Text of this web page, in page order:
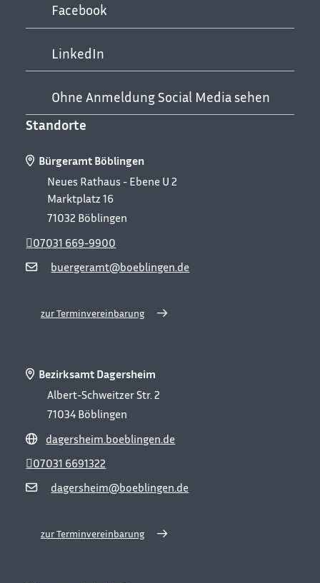
Facebook
LinkedIn
Ohne Anmeldung Social Media sehen
Standorte
Bürgeramt Böblingen
Neues Rathaus - Ebene U 2
Marktplatz 16
71032 Böblingen
buergeramt@boeblingen.de
07031 669-9900
zur Terminvereinbarung
Bezirksamt Dagersheim
Albert-Schweitzer Str. 2
71034 Böblingen
dagersheim.boeblingen.de
dagersheim@boeblingen.de
07031 6691322
zur Terminvereinbarung